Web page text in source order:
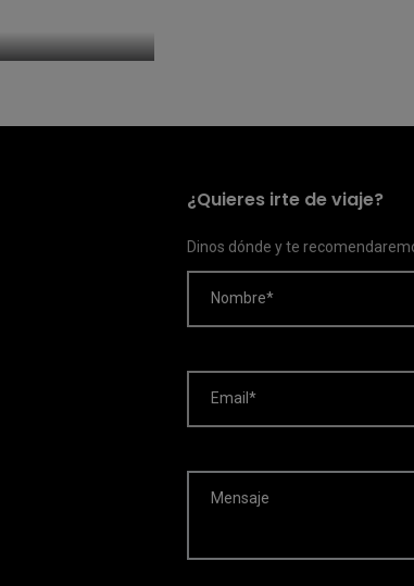
¿Quieres irte de viaje?
Dinos dónde y te
Nombre*
Email*
Mensaje